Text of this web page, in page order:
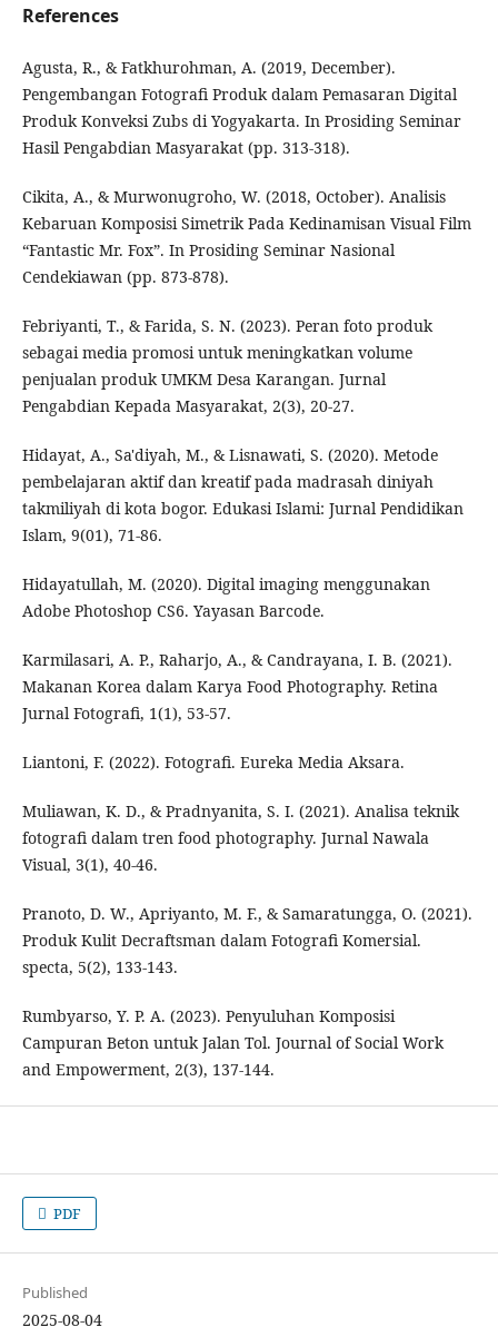
References
Agusta, R., & Fatkhurohman, A. (2019, December).
Pengembangan Fotografi Produk dalam Pemasaran Digital
Produk Konveksi Zubs di Yogyakarta. In Prosiding Seminar
Hasil Pengabdian Masyarakat (pp. 313-318).
Cikita, A., & Murwonugroho, W. (2018, October). Analisis
Kebaruan Komposisi Simetrik Pada Kedinamisan Visual Film
“Fantastic Mr. Fox”. In Prosiding Seminar Nasional
Cendekiawan (pp. 873-878).
Febriyanti, T., & Farida, S. N. (2023). Peran foto produk
sebagai media promosi untuk meningkatkan volume
penjualan produk UMKM Desa Karangan. Jurnal
Pengabdian Kepada Masyarakat, 2(3), 20-27.
Hidayat, A., Sa'diyah, M., & Lisnawati, S. (2020). Metode
pembelajaran aktif dan kreatif pada madrasah diniyah
takmiliyah di kota bogor. Edukasi Islami: Jurnal Pendidikan
Islam, 9(01), 71-86.
Hidayatullah, M. (2020). Digital imaging menggunakan
Adobe Photoshop CS6. Yayasan Barcode.
Karmilasari, A. P., Raharjo, A., & Candrayana, I. B. (2021).
Makanan Korea dalam Karya Food Photography. Retina
Jurnal Fotografi, 1(1), 53-57.
Liantoni, F. (2022). Fotografi. Eureka Media Aksara.
Muliawan, K. D., & Pradnyanita, S. I. (2021). Analisa teknik
fotografi dalam tren food photography. Jurnal Nawala
Visual, 3(1), 40-46.
Pranoto, D. W., Apriyanto, M. F., & Samaratungga, O. (2021).
Produk Kulit Decraftsman dalam Fotografi Komersial.
specta, 5(2), 133-143.
Rumbyarso, Y. P. A. (2023). Penyuluhan Komposisi
Campuran Beton untuk Jalan Tol. Journal of Social Work
and Empowerment, 2(3), 137-144.
PDF
Published
2025-08-04